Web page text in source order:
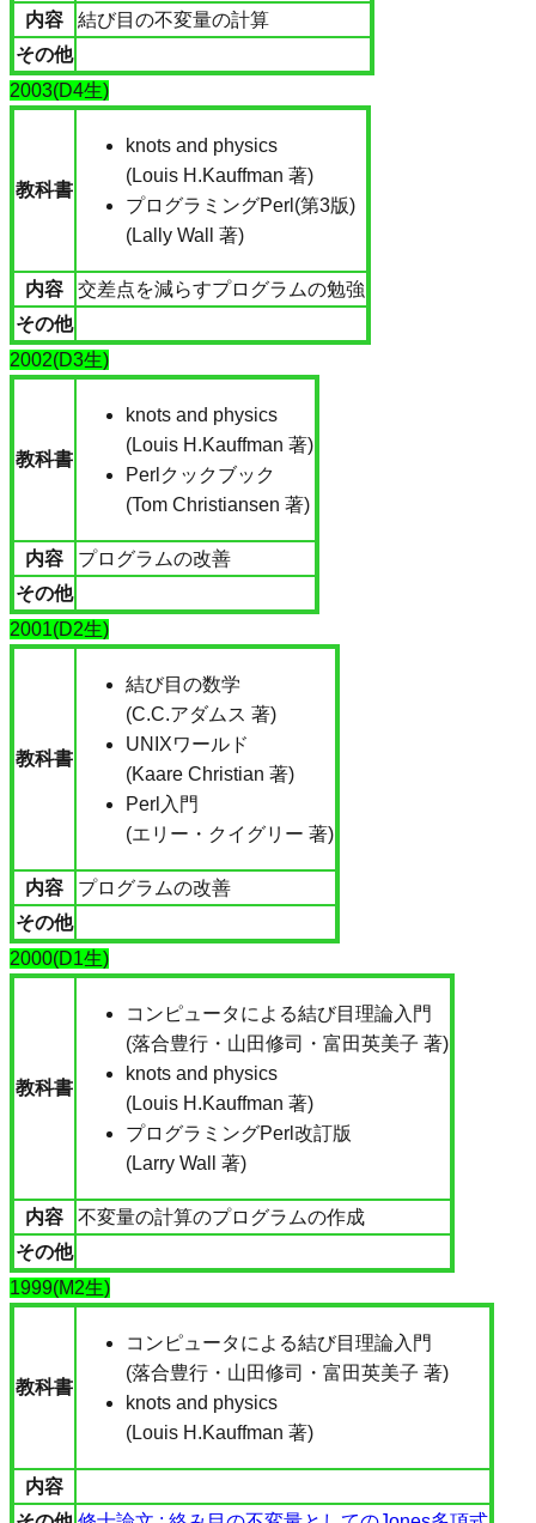
内容
結び目の不変量の計算
その他
2003(D4生)
教科書
knots and physics
(Louis H.Kauffman 著)
プログラミングPerl(第3版)
(Lally Wall 著)
内容
交差点を減らすプログラムの勉強
その他
2002(D3生)
教科書
knots and physics
(Louis H.Kauffman 著)
Perlクックブック
(Tom Christiansen 著)
内容
プログラムの改善
その他
2001(D2生)
教科書
結び目の数学
(C.C.アダムス 著)
UNIXワールド
(Kaare Christian 著)
Perl入門
(エリー・クイグリー 著)
内容
プログラムの改善
その他
2000(D1生)
教科書
コンピュータによる結び目理論入門
(落合豊行・山田修司・富田英美子 著)
knots and physics
(Louis H.Kauffman 著)
プログラミングPerl改訂版
(Larry Wall 著)
内容
不変量の計算のプログラムの作成
その他
1999(M2生)
教科書
コンピュータによる結び目理論入門
(落合豊行・山田修司・富田英美子 著)
knots and physics
(Louis H.Kauffman 著)
内容